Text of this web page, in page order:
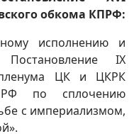
обкома КПРФ:
исполнению и
Постановление IX
пленума ЦК и ЦКРК
по сплочению
с империализмом,